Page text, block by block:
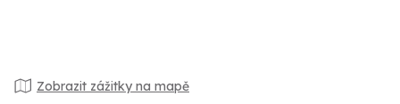
Zobrazit zážitky na mapě